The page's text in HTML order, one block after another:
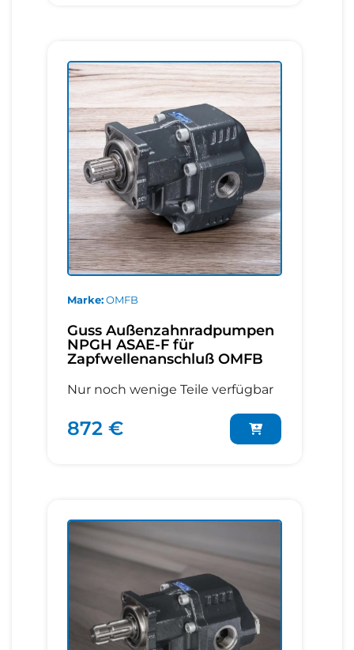
Marke OMFB
Guss Außenzahnradpumpen
NPGH ASAE-F für
Zapfwellenanschluß OMFB
Nur noch wenige Teile verfügbar
872 €